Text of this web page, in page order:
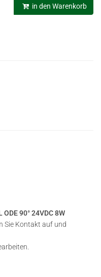
in den Warenkorb
ODE 90° 24VDC 8W
Sie Kontakt auf und